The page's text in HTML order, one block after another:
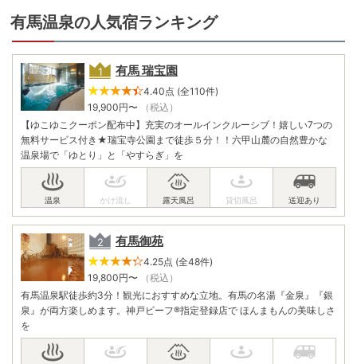
有馬温泉の人気宿ランキング
有馬 瑞宝園
4.40点 (全110件)
19,900円〜
（税込）
【ゆこゆこクーポン配布中】充実のオールインクルーシブ！嬉しい7つの
無料サービス付き★瑞宝寺公園まで徒歩５分！！六甲山麓の自然豊かな
温泉場で「ゆとり」と「やすらぎ」を
有馬御苑
4.25点 (全48件)
19,800円〜
（税込）
有馬温泉駅徒歩約3分！観光におすすめな立地。有馬の名湯『金泉』『銀
泉』が両方楽しめます。神戸ビーフ®指定登録店で ほんまもんの美味しさ
を